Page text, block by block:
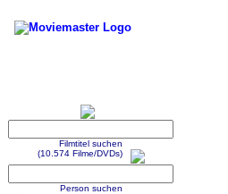
Filmtitel suchen
(10.574 Filme/DVDs)
Person suchen